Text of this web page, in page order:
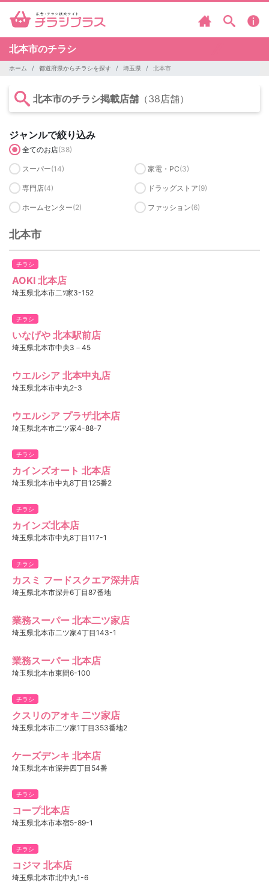
北本市のチラシ
ホーム 都道府県からチラシを探す 埼玉県 北本市
北本市のチラシ掲載店舗 （38店舗）
ジャンルで絞り込み
全てのお店(38)
スーパー(14) 家電・PC(3)
専門店(4) ドラッグストア(9)
ホームセンター(2) ファッション(6)
北本市
チラシ
AOKI 北本店
埼玉県北本市二ﾂ家3-152
チラシ
いなげや 北本駅前店
埼玉県北本市中央3－45
ウエルシア 北本中丸店
埼玉県北本市中丸2-3
ウエルシア プラザ北本店
埼玉県北本市二ツ家4-88-7
チラシ
カインズオート 北本店
埼玉県北本市中丸8丁目125番2
チラシ
カインズ北本店
埼玉県北本市中丸8丁目117-1
チラシ
カスミ フードスクエア深井店
埼玉県北本市深井6丁目87番地
業務スーパー 北本二ツ家店
埼玉県北本市二ツ家4丁目143-1
業務スーパー 北本店
埼玉県北本市東間6-100
チラシ
クスリのアオキ 二ツ家店
埼玉県北本市二ツ家1丁目353番地2
ケーズデンキ 北本店
埼玉県北本市深井四丁目54番
チラシ
コープ北本店
埼玉県北本市本宿5-89-1
チラシ
コジマ 北本店
埼玉県北本市北中丸1-6